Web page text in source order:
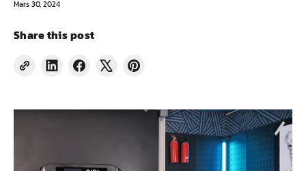
Mars 30, 2024
Share this post
Share
LinkedIn
Partager
Facebook
Tweeter
X
Épingler
Pinterest